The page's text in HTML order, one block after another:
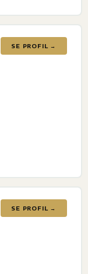
SE PROFIL →
SE PROFIL →